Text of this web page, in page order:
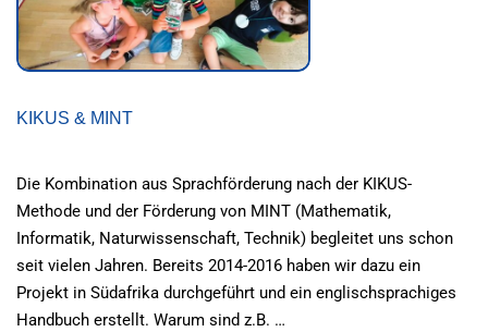
KIKUS & MINT
Die Kombination aus Sprachförderung nach der KIKUS-
Methode und der Förderung von MINT (Mathematik,
Informatik, Naturwissenschaft, Technik) begleitet uns schon
seit vielen Jahren. Bereits 2014-2016 haben wir dazu ein
Projekt in Südafrika durchgeführt und ein englischsprachiges
Handbuch erstellt. Warum sind z.B. …